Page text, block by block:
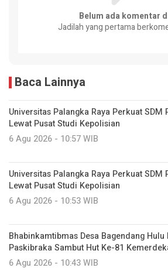
Belum ada komentar
Jadilah yang pertama
Baca Lainnya
Universitas Palangka Raya Perkuat SDM
Lewat Pusat Studi Kepolisian
6 Agu 2026 - 10:57 WIB
Universitas Palangka Raya Perkuat SDM
Lewat Pusat Studi Kepolisian
6 Agu 2026 - 10:53 WIB
Bhabinkamtibmas Desa Bagendang Hulu
Paskibraka Sambut Hut Ke-81
6 Agu 2026 - 10:43 WIB